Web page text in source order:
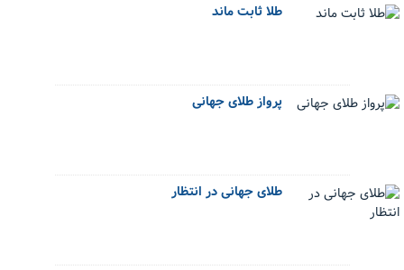
طلا ثابت ماند
پرواز طلای جهانی
طلای جهانی در انتظار